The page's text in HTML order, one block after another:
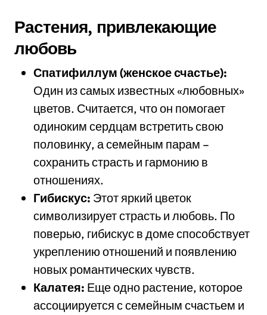
Растения, привлекающие
любовь
Спатифиллум (женское счастье):
Один из самых известных «любовных»
цветов. Считается, что он помогает
одиноким сердцам встретить свою
половинку, а семейным парам –
сохранить страсть и гармонию в
отношениях.
Гибискус: Этот яркий цветок
символизирует страсть и любовь. По
поверью, гибискус в доме способствует
укреплению отношений и появлению
новых романтических чувств.
Калатея: Еще одно растение, которое
ассоциируется с семейным счастьем и